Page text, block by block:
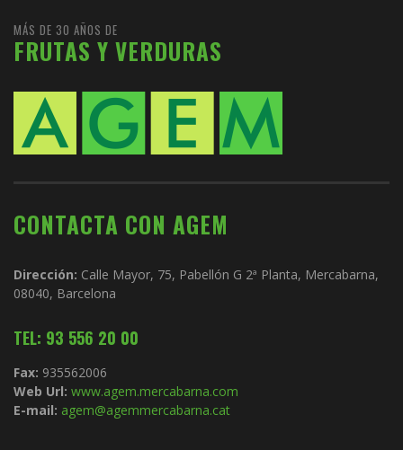
MÁS DE 30 AÑOS DE
FRUTAS Y VERDURAS
CONTACTA CON AGEM
Dirección: Calle Mayor, 75, Pabellón G 2ª Planta, Mercabarna,
08040, Barcelona
TEL: 93 556 20 00
Fax: 935562006
Web Url: www.agem.mercabarna.com
E-mail: agem@agemmercabarna.cat